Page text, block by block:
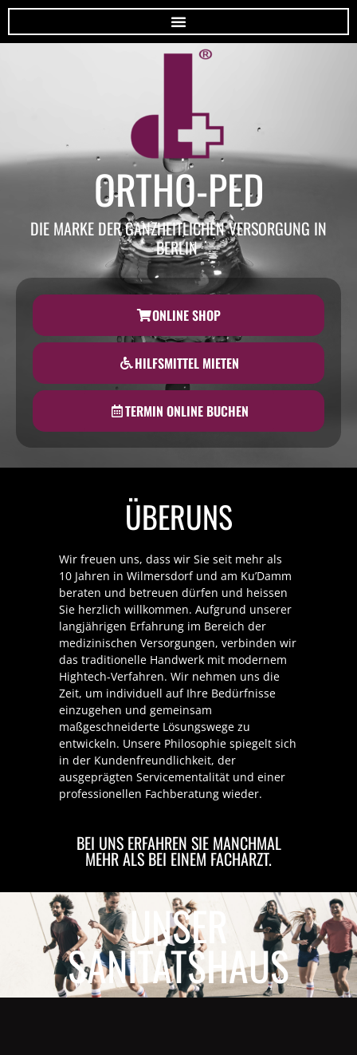
HOME
ORTHO-PED
DIE MARKE DER GANZHEITLICHEN VERSORGUNG IN
BERLIN
ONLINE SHOP
HILFSMITTEL MIETEN
TERMIN ONLINE BUCHEN
ÜBERUNS
Wir freuen uns, dass wir Sie seit mehr als
10 Jahren in Wilmersdorf und am Ku’Damm
beraten und betreuen dürfen und heissen
Sie herzlich willkommen. Aufgrund unserer
langjährigen Erfahrung im Bereich der
medizinischen Versorgungen, verbinden wir
das traditionelle Handwerk mit modernem
Hightech-Verfahren. Wir nehmen uns die
Zeit, um individuell auf Ihre Bedürfnisse
einzugehen und gemeinsam
maßgeschneiderte Lösungswege zu
entwickeln. Unsere Philosophie spiegelt sich
in der Kundenfreundlichkeit, der
ausgeprägten Servicementalität und einer
professionellen Fachberatung wieder.
BEI UNS ERFAHREN SIE MANCHMAL
MEHR ALS BEI EINEM FACHARZT.
UNSER
SANITÄTSHAUS